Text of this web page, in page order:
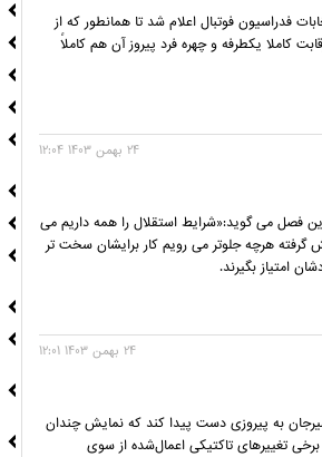
فدراسیون فوتبال اعلام شد تا همانطور که از
یکطرفه و چهره فرد پیروز آن هم کاملاً
24 بهمن 1403 12:04
فصل می گوید:«شرایط استقلال را همه داریم می
هرچه جلوتر می رویم کار برایشان سخت تر
امتیاز بگیرند.
24 بهمن 1403 12:01
به پیروزی دست پیدا کند که نمایش چندان
تغییرهای تاکتیکی اعمال‌شده از سوی